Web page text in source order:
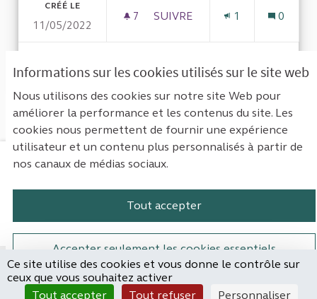
Informations sur les cookies utilisés sur le site web
Nous utilisons des cookies sur notre site Web pour
améliorer la performance et les contenus du site. Les
cookies nous permettent de fournir une expérience
utilisateur et un contenu plus personnalisés à partir de
nos canaux de médias sociaux.
Tout accepter
Accepter seulement les cookies essentiels
Paramètres
CRÉÉ LE
11/05/2022
7 7 ABONNÉS
SUIVRE
1 0
VOIR LA PROPOSITION
Voir toutes les propositions retirées
Mentions légales
Paramètres des cookies
Plateforme de participation de la
Plateforme de participation de la
Plateforme de participation
Plateforme de
Site réalisé par
Open Source Politics
(Lien externe)
Ce site utilise des cookies et vous donne le contrôle sur
ceux que vous souhaitez activer
Tout accepter
Tout refuser Personnaliser